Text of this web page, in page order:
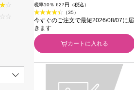
マーヘルス
税率10％ 627円（税込）
（35）
今すぐのご注文で最短2026/08/07に届
きます
カートに入れる